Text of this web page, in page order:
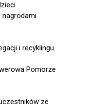
nagrodami
i recyklingu
Pomorze
ze